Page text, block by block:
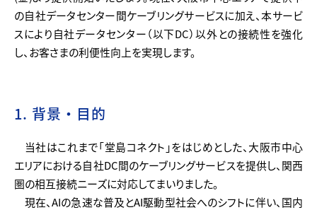
の自社データセンター間ケーブリングサービスに加え、本サービ
スにより自社データセンター（以下DC）以外との接続性を強化
し、お客さまの利便性向上を実現します。
1. 背景・目的
当社はこれまで「堂島コネクト」をはじめとした、大阪市中心
エリアにおける自社DC間のケーブリングサービスを提供し、関西
圏の相互接続ニーズに対応してまいりました。
現在、AIの急速な普及とAI駆動型社会へのシフトに伴い、国内